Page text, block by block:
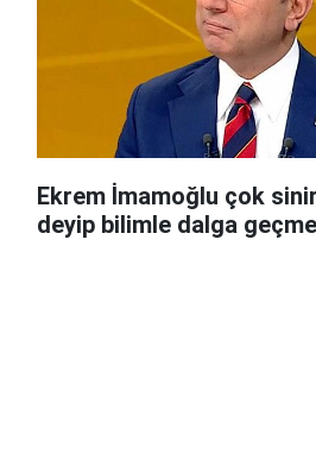
Ekrem İmamoğlu çok
deyip bilimle dalga